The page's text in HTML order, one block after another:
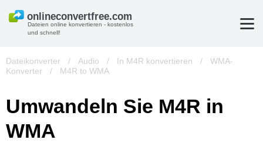
Dateien online konvertieren - kostenlos
und schnell!
Dateikonverter / Audio / In M4R konvertieren /
WMA-
Konverter
/ M4R to WMA
Umwandeln Sie M4R in
WMA